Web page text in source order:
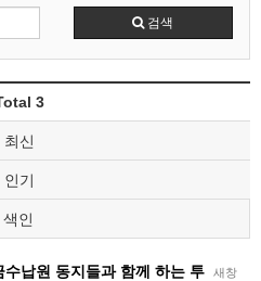
검색
3
최신
인기
색인
새창
수납원 동지들과 함께 하는 투